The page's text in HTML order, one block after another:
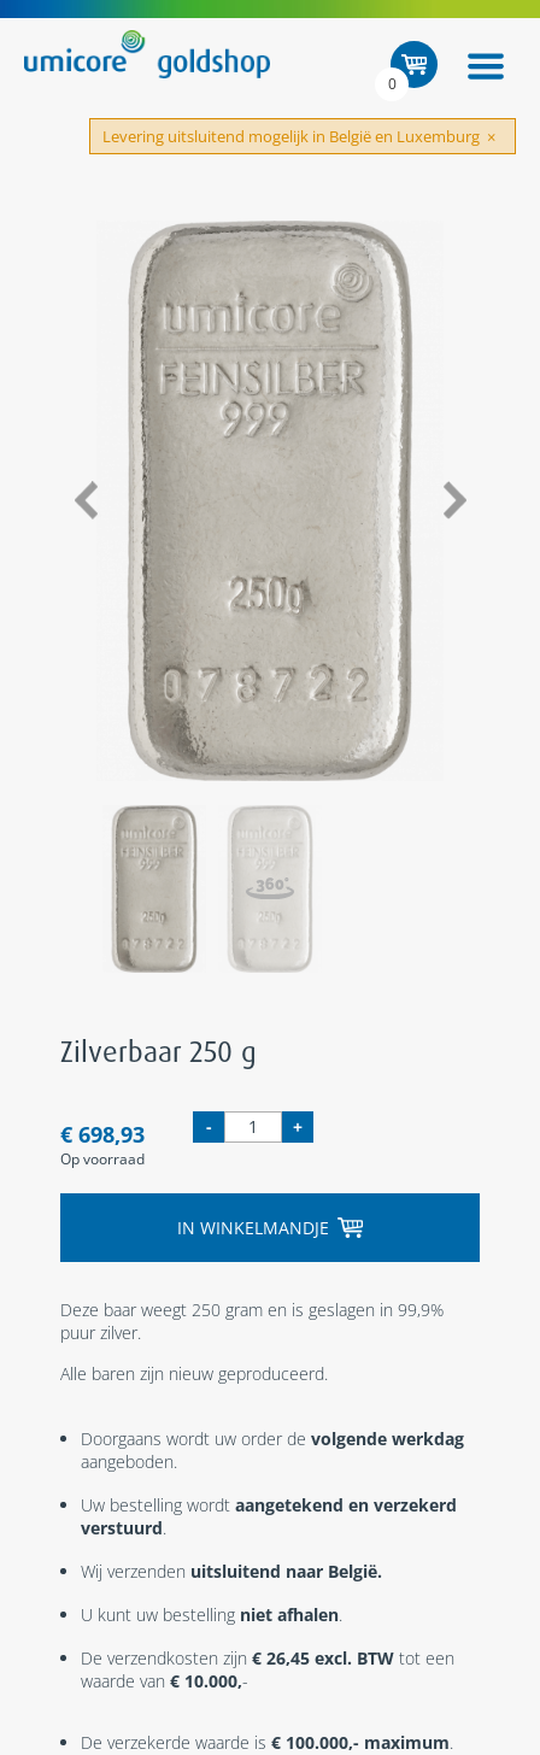
0
Levering uitsluitend mogelijk in België en Luxemburg ×
Zilverbaar 250 g
€ 698,93 - +
Op voorraad
IN WINKELMANDJE
Deze baar weegt 250 gram en is geslagen in 99,9%
puur zilver.
Alle baren zijn nieuw geproduceerd.
Doorgaans wordt uw order de volgende werkdag
aangeboden.
Uw bestelling wordt aangetekend en verzekerd
verstuurd.
Wij verzenden uitsluitend naar België.
U kunt uw bestelling niet afhalen.
De verzendkosten zijn € 26,45 excl. BTW tot een
waarde van € 10.000,-
De verzekerde waarde is € 100.000,- maximum.